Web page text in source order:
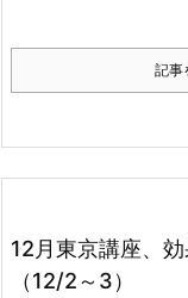
記事
12月東京講座、
（12/2～3）